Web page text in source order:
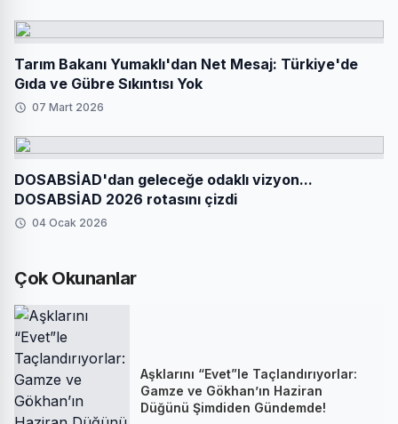
Tarım Bakanı Yumaklı'dan Net Mesaj: Türkiye'de
Gıda ve Gübre Sıkıntısı Yok
07 Mart 2026
DOSABSİAD'dan geleceğe odaklı vizyon...
DOSABSİAD 2026 rotasını çizdi
04 Ocak 2026
Çok Okunanlar
Aşklarını “Evet”le Taçlandırıyorlar:
Gamze ve Gökhan’ın Haziran
Düğünü Şimdiden Gündemde!